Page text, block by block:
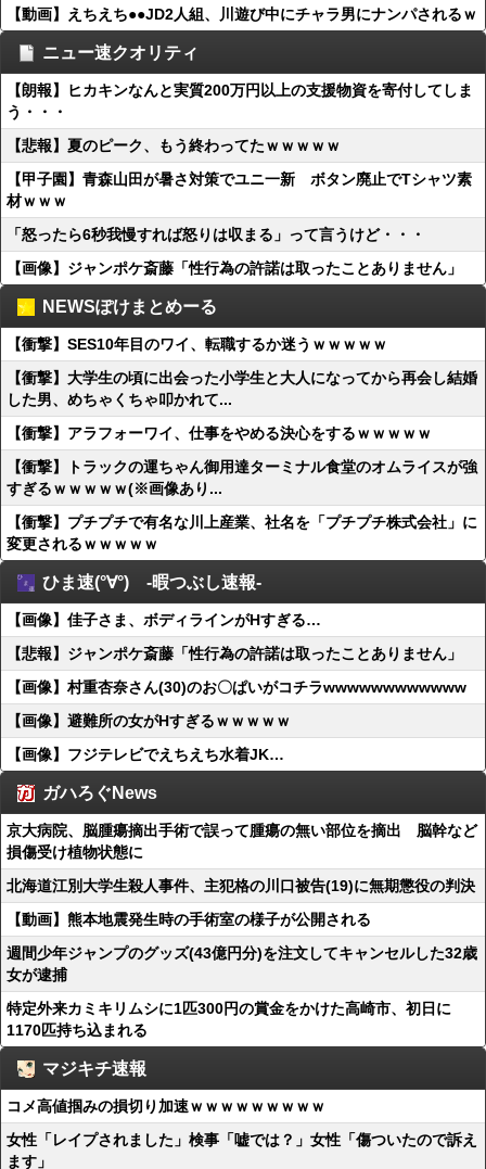
【動画】えちえち●●JD2人組、川遊び中にチャラ男にナンパされるｗ
ニュー速クオリティ
【朗報】ヒカキンなんと実質200万円以上の支援物資を寄付してしま
う・・・
【悲報】夏のピーク、もう終わってたｗｗｗｗｗ
【甲子園】青森山田が暑さ対策でユニ一新 ボタン廃止でTシャツ素
材ｗｗｗ
「怒ったら6秒我慢すれば怒りは収まる」って言うけど・・・
【画像】ジャンポケ斎藤「性行為の許諾は取ったことありません」
NEWSぽけまとめーる
【衝撃】SES10年目のワイ、転職するか迷うｗｗｗｗｗ
【衝撃】大学生の頃に出会った小学生と大人になってから再会し結婚
した男、めちゃくちゃ叩かれて...
【衝撃】アラフォーワイ、仕事をやめる決心をするｗｗｗｗｗ
【衝撃】トラックの運ちゃん御用達ターミナル食堂のオムライスが強
すぎるｗｗｗｗｗ(※画像あり...
【衝撃】プチプチで有名な川上産業、社名を「プチプチ株式会社」に
変更されるｗｗｗｗｗ
ひま速(°∀°) -暇つぶし速報-
【画像】佳子さま、ボディラインがHすぎる…
【悲報】ジャンポケ斎藤「性行為の許諾は取ったことありません」
【画像】村重杏奈さん(30)のお〇ぱいがコチラwwwwwwwwwwww
【画像】避難所の女がHすぎるｗｗｗｗｗ
【画像】フジテレビでえちえち水着JK…
ガハろぐNews
京大病院、脳腫瘍摘出手術で誤って腫瘍の無い部位を摘出 脳幹など
損傷受け植物状態に
北海道江別大学生殺人事件、主犯格の川口被告(19)に無期懲役の判決
【動画】熊本地震発生時の手術室の様子が公開される
週間少年ジャンプのグッズ(43億円分)を注文してキャンセルした32歳
女が逮捕
特定外来カミキリムシに1匹300円の賞金をかけた高崎市、初日に
1170匹持ち込まれる
マジキチ速報
コメ高値掴みの損切り加速ｗｗｗｗｗｗｗｗｗ
女性「レイプされました」検事「嘘では？」女性「傷ついたので訴え
ます」